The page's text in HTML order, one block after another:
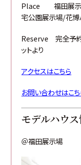
Place 福田展示
宅公園展示場/花博
Reserve 完全予
ットより
アクセスはこちら
お問い合わせはこ
モデルハウ
＠福田展示場